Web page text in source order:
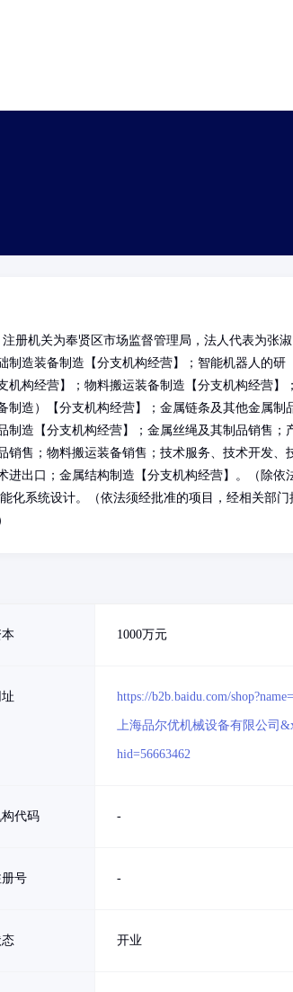
册机关为奉贤区市场监督管理局，法人代表为张淑
制造装备制造【分支机构经营】；智能机器人的研
构经营】；物料搬运装备制造【分支机构经营】
造）【分支机构经营】；金属链条及其他金属制
造【分支机构经营】；金属丝绳及其制品销售；
销售；物料搬运装备销售；技术服务、技术开发、
出口；金属结构制造【分支机构经营】。（除依
化系统设计。（依法须经批准的项目，经相关部门
1000万元
https://b2b.baidu.com/
上海品尔优机械设备有限公司
hid=56663462
代码 -
号 -
开业